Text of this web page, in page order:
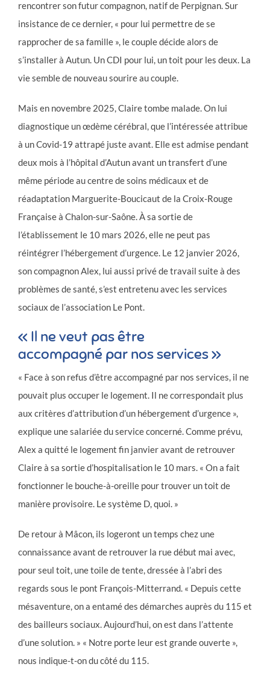
rencontrer son futur compagnon, natif de Perpignan. Sur
insistance de ce dernier, « pour lui permettre de se
rapprocher de sa famille », le couple décide alors de
s’installer à Autun. Un CDI pour lui, un toit pour les deux. La
vie semble de nouveau sourire au couple.
Mais en novembre 2025, Claire tombe malade. On lui
diagnostique un œdème cérébral, que l’intéressée attribue
à un Covid-19 attrapé juste avant. Elle est admise pendant
deux mois à l’hôpital d’Autun avant un transfert d’une
même période au centre de soins médicaux et de
réadaptation Marguerite-Boucicaut de la Croix-Rouge
Française à Chalon-sur-Saône. À sa sortie de
l’établissement le 10 mars 2026, elle ne peut pas
réintégrer l’hébergement d’urgence. Le 12 janvier 2026,
son compagnon Alex, lui aussi privé de travail suite à des
problèmes de santé, s’est entretenu avec les services
sociaux de l’association Le Pont.
« Il ne veut pas être
accompagné par nos services »
« Face à son refus d’être accompagné par nos services, il ne
pouvait plus occuper le logement. Il ne correspondait plus
aux critères d’attribution d’un hébergement d’urgence »,
explique une salariée du service concerné. Comme prévu,
Alex a quitté le logement fin janvier avant de retrouver
Claire à sa sortie d’hospitalisation le 10 mars. « On a fait
fonctionner le bouche-à-oreille pour trouver un toit de
manière provisoire. Le système D, quoi. »
De retour à Mâcon, ils logeront un temps chez une
connaissance avant de retrouver la rue début mai avec,
pour seul toit, une toile de tente, dressée à l’abri des
regards sous le pont François-Mitterrand. « Depuis cette
mésaventure, on a entamé des démarches auprès du 115 et
des bailleurs sociaux. Aujourd’hui, on est dans l’attente
d’une solution. » « Notre porte leur est grande ouverte »,
nous indique-t-on du côté du 115.